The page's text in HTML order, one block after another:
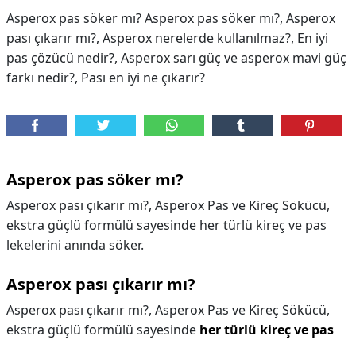
Asperox pas söker mı? Asperox pas söker mı?, Asperox
pası çıkarır mı?, Asperox nerelerde kullanılmaz?, En iyi
pas çözücü nedir?, Asperox sarı güç ve asperox mavi güç
farkı nedir?, Pası en iyi ne çıkarır?
Asperox pas söker mı?
Asperox pası çıkarır mı?, Asperox Pas ve Kireç Sökücü,
ekstra güçlü formülü sayesinde her türlü kireç ve pas
lekelerini anında söker.
Asperox pası çıkarır mı?
Asperox pası çıkarır mı?, Asperox Pas ve Kireç Sökücü,
ekstra güçlü formülü sayesinde her türlü kireç ve pas